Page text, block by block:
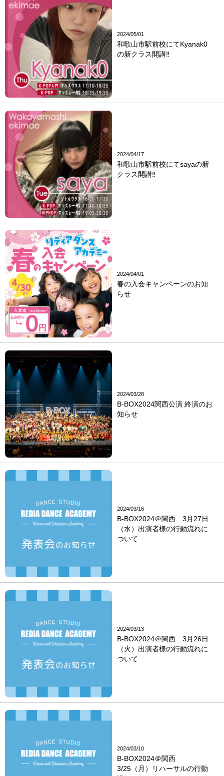
2024/05/01
和歌山市駅前校にてKyanak0
の新クラス開講‼
2024/04/17
和歌山市駅前校にてsayaの新
クラス開講‼
2024/04/01
春の入会キャンペーンのお知
らせ
2024/03/28
B-BOX2024関西公演 終演のお
知らせ
2024/03/16
B-BOX2024＠関西 3月27日
（水）出演者様の行動流れに
ついて
2024/03/13
B-BOX2024＠関西 3月26日
（火）出演者様の行動流れに
ついて
2024/03/10
B-BOX2024＠関西
3/25（月）リハーサルの行動